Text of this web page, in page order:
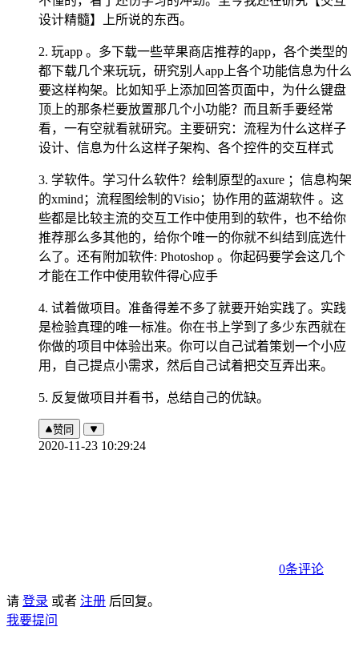
设计精髓】上所说的东西。
2. 玩app 。多下载一些苹果商店推荐的app，各个类型的
都下载几个来玩玩，研究别人app上各个功能信息为什么
要这样构架。比如知乎上添加回答页面中，为什么键盘
顶上的那条栏要放置那几个小功能？而且新手要经常
看，一有空就看就研究。主要研究：流程为什么这样子
设计、信息为什么这样子架构、各个控件的交互样式
3. 学软件。学习什么软件？绘制原型的axure ；信息构架
的xmind；流程图绘制的Visio；协作用的蓝湖软件 。这
些都是比较主流的交互工作中使用到的软件，也不给你
推荐那么多其他的，给你个唯一的你就不纠结到底选什
么了。还有附加软件: Photoshop 。你起码要学会这几个
才能在工作中使用软件得心应手
4. 试着做项目。准备得差不多了就要开始实践了。实践
是检验真理的唯一标准。你在书上学到了多少东西就在
你做的项目中体验出来。你可以自己试着策划一个小应
用，自己提点小需求，然后自己试着把交互弄出来。
5. 反复做项目并看书，总结自己的优缺。
赞同
2020-11-23 10:29:24
0条评论
请 登录 或者 注册 后回复。
我要提问